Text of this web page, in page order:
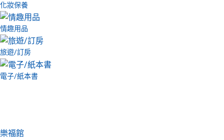
化妝保養
情趣用品
旅遊/訂房
電子/紙本書
樂福館